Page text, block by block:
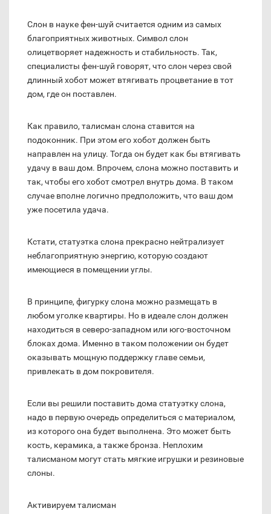
Слон в науке фен-шуй считается одним из самых
благоприятных животных. Символ слон
олицетворяет надежность и стабильность. Так,
специалисты фен-шуй говорят, что слон через свой
длинный хобот может втягивать процветание в тот
дом, где он поставлен.
Как правило, талисман слона ставится на
подоконник. При этом его хобот должен быть
направлен на улицу. Тогда он будет как бы втягивать
удачу в ваш дом. Впрочем, слона можно поставить и
так, чтобы его хобот смотрел внутрь дома. В таком
случае вполне логично предположить, что ваш дом
уже посетила удача.
Кстати, статуэтка слона прекрасно нейтрализует
неблагоприятную энергию, которую создают
имеющиеся в помещении углы.
В принципе, фигурку слона можно размещать в
любом уголке квартиры. Но в идеале слон должен
находиться в северо-западном или юго-восточном
блоках дома. Именно в таком положении он будет
оказывать мощную поддержку главе семьи,
привлекать в дом покровителя.
Если вы решили поставить дома статуэтку слона,
надо в первую очередь определиться с материалом,
из которого она будет выполнена. Это может быть
кость, керамика, а также бронза. Неплохим
талисманом могут стать мягкие игрушки и резиновые
слоны.
Активируем талисман